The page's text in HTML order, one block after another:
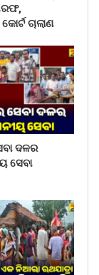
ଚାଲାଣ
ଦଳର
ସେବା